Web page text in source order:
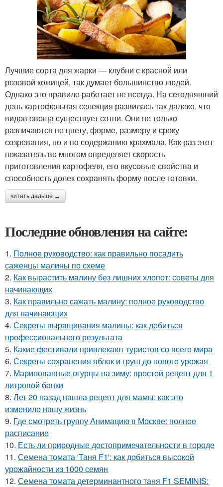
Лучшие сорта для жарки — клубни с красной или
розовой кожицей, так думает большинство людей.
Однако это правило работает не всегда. На сегодняшний
день картофельная селекция развилась так далеко, что
видов овоща существует сотни. Они не только
различаются по цвету, форме, размеру и сроку
созревания, но и по содержанию крахмала. Как раз этот
показатель во многом определяет скорость
приготовления картофеля, его вкусовые свойства и
способность долек сохранять форму после готовки.
читать дальше →
Последние обновления на сайте:
1. Полное руководство: как правильно посадить
саженцы малины по схеме
2. Как вырастить малину без лишних хлопот: советы для
начинающих
3. Как правильно сажать малину: полное руководство
для начинающих
4. Секреты выращивания малины: как добиться
профессионального результата
5. Какие фестивали привлекают туристов со всего мира
6. Секреты сохранения яблок и груш до нового урожая
7. Маринованные огурцы на зиму: простой рецепт для 1
литровой банки
8. Лет 20 назад нашла рецепт для мамы: как это
изменило нашу жизнь
9. Где смотреть группу Анимацию в Москве: полное
расписание
10. Есть ли природные достопримечательности в городе
11. Семена томата 'Таня F1': как добиться высокой
урожайности из 1000 семян
12. Семена томата детерминантного таня F1 SEMINIS: